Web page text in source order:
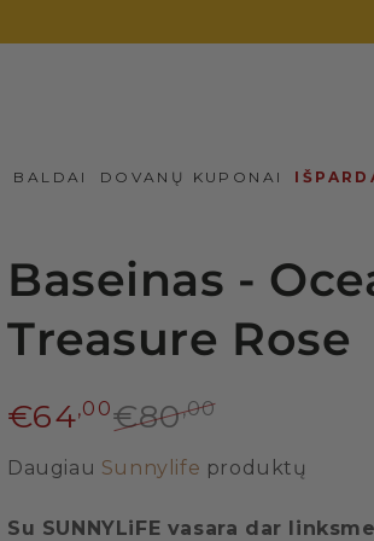
BALDAI DOVANŲ KUPONAI
Baseinas -
Treasure Rose
€80 00
€64 00
Daugiau Sunnylife produktų
Su SUNNYLiFE vasara dar